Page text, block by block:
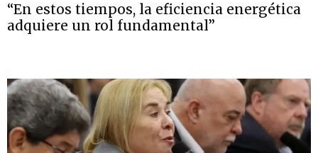
“En estos tiempos, la eficiencia energética
adquiere un rol fundamental”